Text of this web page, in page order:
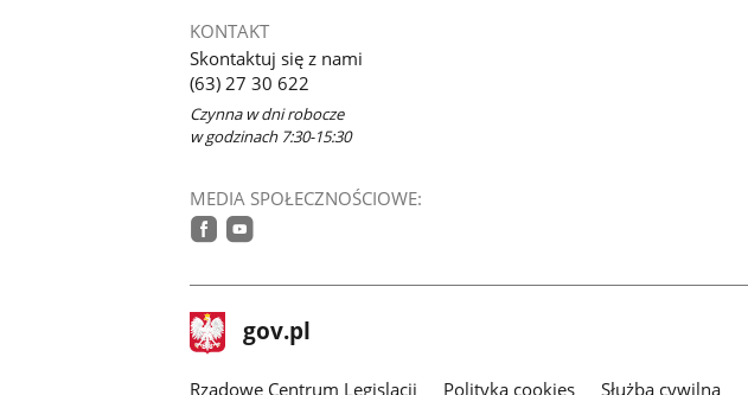
nowym
KONTAKT
Skontaktuj się z nami
(63) 27 30 622
Czynna w dni robocze
w godzinach 7:30-15:30
MEDIA SPOŁECZNOŚCIOWE:
stopka
gov.pl Strona
gov.pl
Rządowe Centrum Legislacji Polityka cookies Służba cywilna